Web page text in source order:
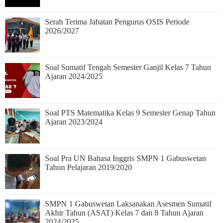
Serah Terima Jabatan Pengurus OSIS Periode
2026/2027
Soal Sumatif Tengah Semester Ganjil Kelas 7 Tahun
Ajaran 2024/2025
Soal PTS Matematika Kelas 9 Semester Genap Tahun
Ajaran 2023/2024
Soal Pra UN Bahasa Inggris SMPN 1 Gabuswetan
Tahun Pelajaran 2019/2020
SMPN 1 Gabuswetan Laksanakan Asesmen Sumatif
Akhir Tahun (ASAT) Kelas 7 dan 8 Tahun Ajaran